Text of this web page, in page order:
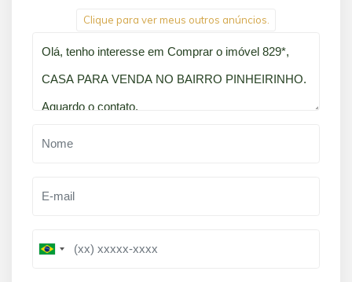
Clique para ver meus outros anúncios.
B